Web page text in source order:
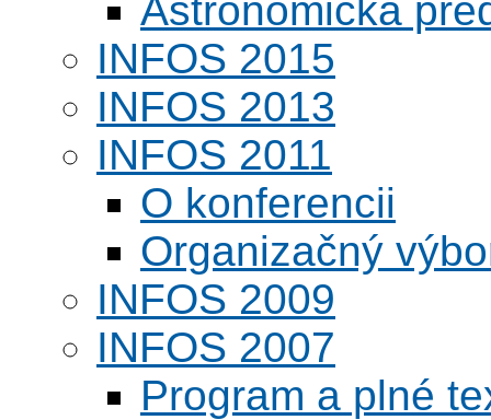
Astronomická
INFOS 2015
INFOS 2013
INFOS 2011
O konferencii
Organizačný
INFOS 2009
INFOS 2007
Program a plné